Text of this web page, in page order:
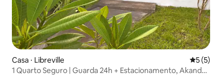
Casa ⋅ Libreville 5 de
5 (5)
1 Quarto Seguro | Guarda 24h + Estacionamento, Akanda